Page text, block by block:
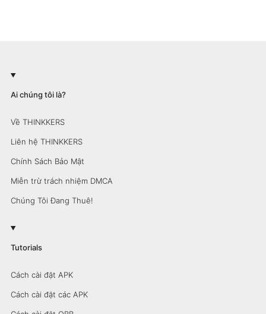
Ai chúng tôi là?
Về THINKKERS
Liên hệ THINKKERS
Chính Sách Bảo Mật
Miễn trừ trách nhiệm DMCA
Chúng Tôi Đang Thuê!
Tutorials
Cách cài đặt APK
Cách cài đặt các APK